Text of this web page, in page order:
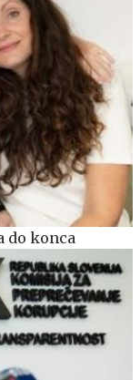
do konca